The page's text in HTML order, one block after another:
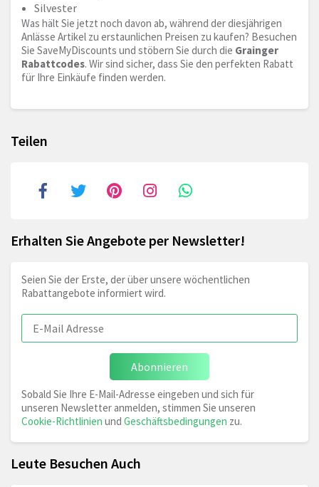
Silvester
Was hält Sie jetzt noch davon ab, während der diesjährigen
Anlässe Artikel zu erstaunlichen Preisen zu kaufen? Besuchen
Sie SaveMyDiscounts und stöbern Sie durch die Grainger
Rabattcodes. Wir sind sicher, dass Sie den perfekten Rabatt
für Ihre Einkäufe finden werden.
Teilen
Erhalten Sie Angebote per Newsletter!
Seien Sie der Erste, der über unsere wöchentlichen
Rabattangebote informiert wird.
Abonnieren
Sobald Sie Ihre E-Mail-Adresse eingeben und sich für
unseren Newsletter anmelden, stimmen Sie unseren
Cookie-Richtlinien und Geschäftsbedingungen zu.
Leute Besuchen Auch